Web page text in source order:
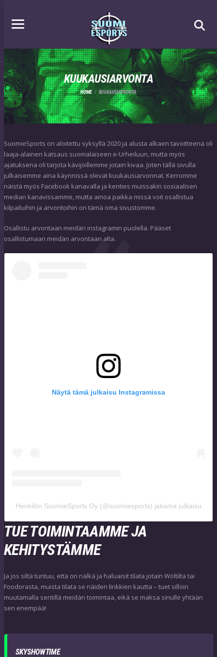
KUUKAUSIARVONTA
HOME KUUKAUSIARVONTA
SuomieSports on aloitettu syksyllä 2020 ja alusta alkaen tavoitteena oli
laaja-alainen katsaus suomalaiseen e-Urheiluun, mutta myös
ajatuksena oli tarjota kävijöillemme jotain kivaa. Joten tällä sivulla
julkaisemme aina käynnissä olevat kuukausiarvonnat. Kerromme
näistä myös Facebook kanavalla ja kenties muissakin sosiaalisen
median kanavissamme, mutta ainoa paikka missä voit osallistua
kilpailuihin ja arvontoihin on tämä oma sivustomme.
Osallistu arvontaan meidän instagramin puolella. Pääset
osallistumaan meidän arvontaan alta.
Näytä tämä julkaisu Instagramissa
Henkilön SuomieSports Oy (@suomiesports) jakama julkaisu
TUE TOIMINTAAMME JA
KEHITYSTÄMME
Ja jos siltä tuntuu, että on nälkä ja haluaisit tilata jotain Woltilta tai
Foodorasta, muista tilata se näiden linkkien kautta – tuet silloin
muutamalla sentillä meidän toimintaa, eikä se maksa sinulle yhtään
sen enempää!
SKYSHOWTIME